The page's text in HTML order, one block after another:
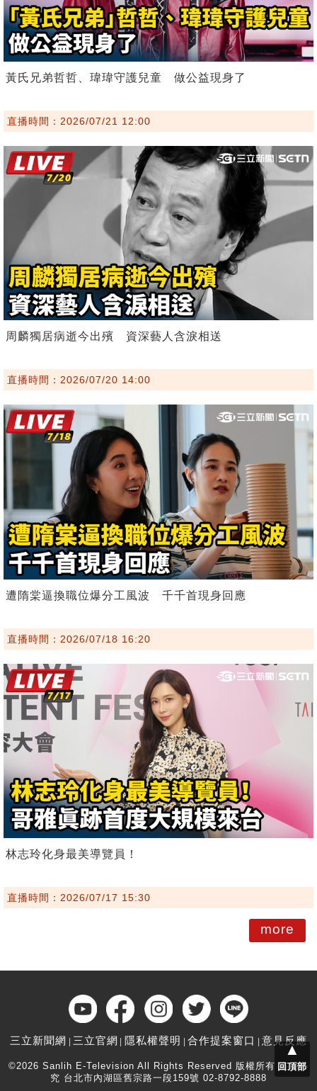
黃氏兄弟哲哲、瑋瑋守護兒童 做公益現身了
直播時間：2026/07/21 12:00
周麟獨居病逝今出殯 資深藝人含淚相送
直播時間：2026/07/20 14:00
遭隋棠逼換職位爆分工風波 千千首現身回應
直播時間：2026/07/18 16:20
林志玲化身最美導覽員！
直播時間：2026/07/17 15:30
more
三立新聞網 三立官網 隱私權聲明 合作提案窗口 意見反應
©2026 Sanlih E-Television All Rights Reserved 版權所有 盜用必
究 台北市內湖區舊宗路一段159號 02-8792-8888
▲
回頂部